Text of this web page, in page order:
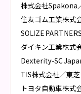
株式会社Spakona
住友ゴム工業株式
SOLIZE
ダイキン工業株式
Dexterity-SC
TIS株式会社／東
トヨタ自動車株式